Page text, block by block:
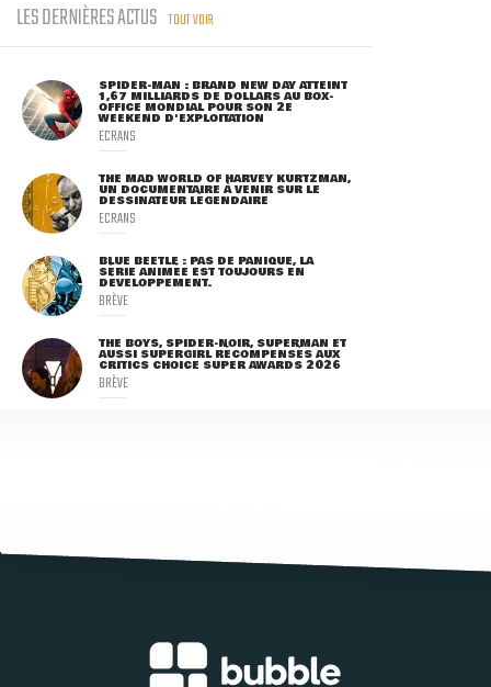
LES DERNIÈRES ACTUS TOUT VOIR
SPIDER-MAN : BRAND NEW DAY ATTEINT
1,67 MILLIARDS DE DOLLARS AU BOX-
OFFICE MONDIAL POUR SON 2E
WEEKEND D'EXPLOITATION
ECRANS
THE MAD WORLD OF HARVEY KURTZMAN,
UN DOCUMENTAIRE À VENIR SUR LE
DESSINATEUR LÉGENDAIRE
ECRANS
BLUE BEETLE : PAS DE PANIQUE, LA
SÉRIE ANIMÉE EST TOUJOURS EN
DÉVELOPPEMENT.
BRÈVE
THE BOYS, SPIDER-NOIR, SUPERMAN ET
AUSSI SUPERGIRL RÉCOMPENSÉS AUX
CRITICS CHOICE SUPER AWARDS 2026
BRÈVE